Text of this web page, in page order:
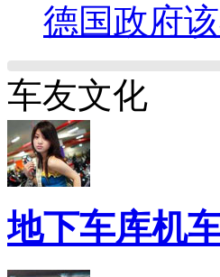
德国政府
车友文化
地下车库机